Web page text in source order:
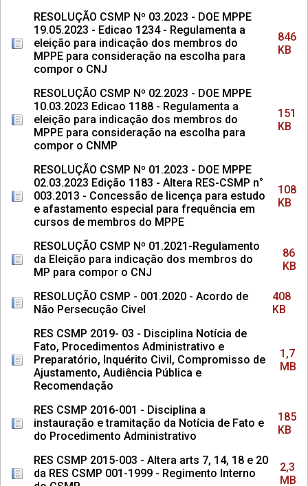
RESOLUÇÃO CSMP Nº 03.2023 - DOE MPPE
19.05.2023 - Edicao 1234 - Regulamenta a
eleição para indicação dos membros do
MPPE para consideração na escolha para
compor o CNJ
846
KB
RESOLUÇÃO CSMP Nº 02.2023 - DOE MPPE
10.03.2023 Edicao 1188 - Regulamenta a
eleição para indicação dos membros do
MPPE para consideração na escolha para
compor o CNMP
151
KB
RESOLUÇÃO CSMP Nº 01.2023 - DOE MPPE
02.03.2023 Edição 1183 - Altera RES-CSMP n°
003.2013 - Concessão de licença para estudo
e afastamento especial para frequência em
cursos de membros do MPPE
108
KB
RESOLUÇÃO CSMP Nº 01.2021-Regulamento
da Eleição para indicação dos membros do
MP para compor o CNJ
86
KB
RESOLUÇÃO CSMP - 001.2020 - Acordo de
Não Persecução Civel
408
KB
RES CSMP 2019- 03 - Disciplina Notícia de
Fato, Procedimentos Administrativo e
Preparatório, Inquérito Civil, Compromisso de
Ajustamento, Audiência Pública e
Recomendação
1,7
MB
RES CSMP 2016-001 - Disciplina a
instauração e tramitação da Notícia de Fato e
do Procedimento Administrativo
185
KB
RES CSMP 2015-003 - Altera arts 7, 14, 18 e 20
da RES CSMP 001-1999 - Regimento Interno
2,3
MB